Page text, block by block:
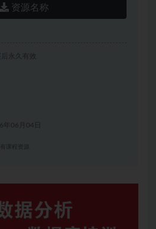
资源名称
后永久有效
年06月04日
课程资源